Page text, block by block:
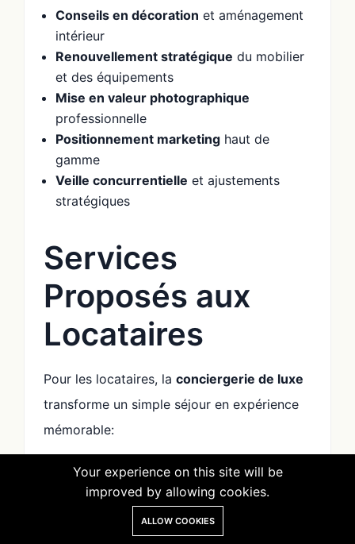
Conseils en décoration et aménagement
intérieur
Renouvellement stratégique du mobilier
et des équipements
Mise en valeur photographique
professionnelle
Positionnement marketing haut de
gamme
Veille concurrentielle et ajustements
stratégiques
Services
Proposés aux
Locataires
Pour les locataires, la conciergerie de luxe
transforme un simple séjour en expérience
mémorable:
1. Accueil et Séjour
Personnalisés
Transferts privésdepuis l'aéroport avec
Your experience on this site will be
improved by allowing cookies.
ALLOW COOKIES